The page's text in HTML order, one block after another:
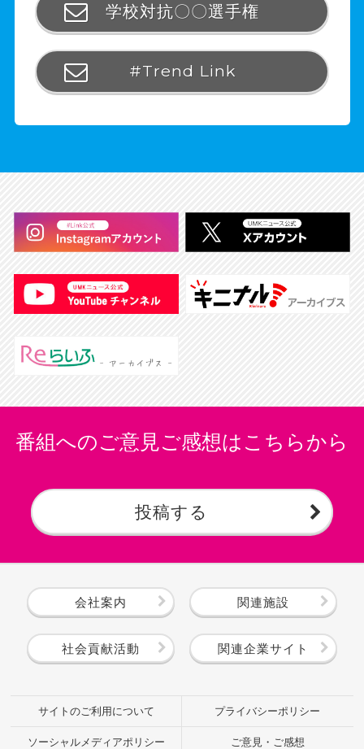
学校対抗〇〇選手権
#Trend Link
番組へのご意見ご感想はこちらから
投稿する
会社案内 関連施設
社会貢献活動 関連企業サイト
サイトのご利用について プライバシーポリシー
ソーシャルメディアポリシー ご意見・ご感想